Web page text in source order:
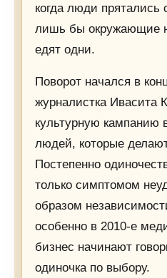
когда люди прятались
лишь бы окружающие
едят одни.
Поворот начался в
журналистка Ивасита
культурную кампанию
людей, которые
Постепенно
только симптомом
образом
особенно в 2010-е
бизнес начинают
одиночка по выбору.